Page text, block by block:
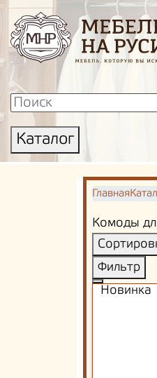
Каталог
Главная
Комоды
Фильтр
Новинка